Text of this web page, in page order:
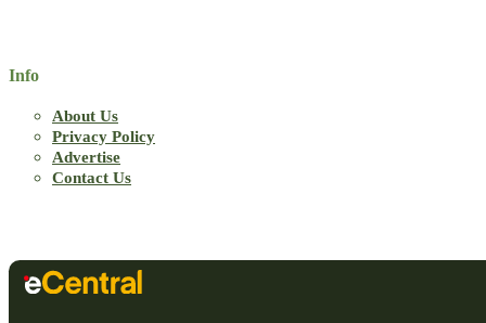
Info
About Us
Privacy Policy
Advertise
Contact Us